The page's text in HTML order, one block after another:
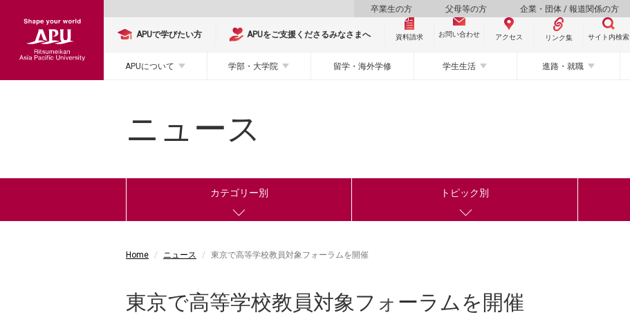
卒業生の方 父母等の方 企業・団体 / 報道関係の方
APUで学びたい方 APUをご支援くださるみなさまへ 資料請求 お問い合わせ アクセス リンク集 サイト内検索
APUについて 学部・大学院 留学・海外学修 学生生活 進路・就職
ニュース
カテゴリー別 トピック別
Home ニュース 東京で高等学校教員対象フォーラムを開催
東京で高等学校教員対象フォーラムを開催